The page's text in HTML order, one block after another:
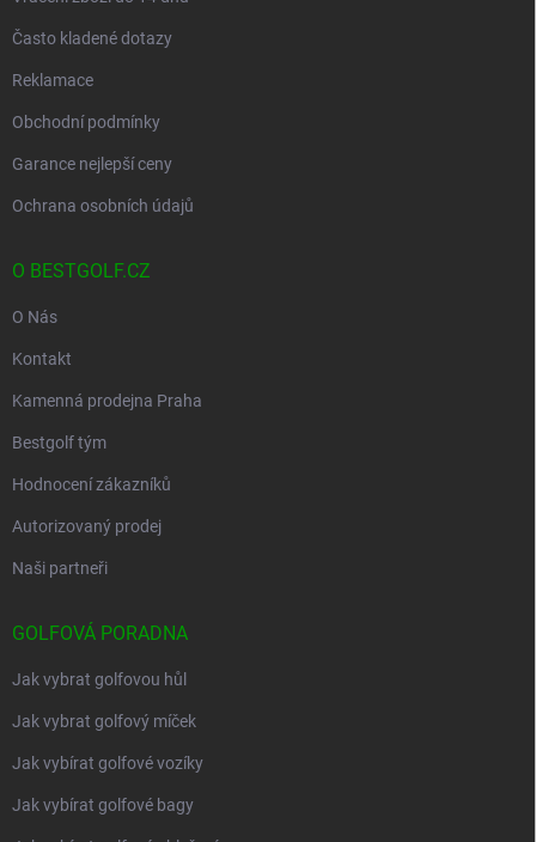
Často kladené dotazy
Reklamace
Obchodní podmínky
Garance nejlepší ceny
Ochrana osobních údajů
O BESTGOLF.CZ
O Nás
Kontakt
Kamenná prodejna Praha
Bestgolf tým
Hodnocení zákazníků
Autorizovaný prodej
Naši partneři
GOLFOVÁ PORADNA
Jak vybrat golfovou hůl
Jak vybrat golfový míček
Jak vybírat golfové vozíky
Jak vybírat golfové bagy